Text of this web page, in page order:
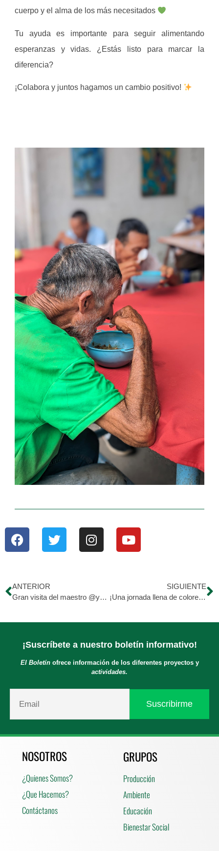
cuerpo y el alma de los más necesitados
Tu ayuda es importante para seguir alimentando
esperanzas y vidas. ¿Estás listo para marcar la
diferencia?
¡Colabora y juntos hagamos un cambio positivo!
ANTERIOR
Gran visita del maestro @yuki.the.whistler
SIGUIENTE
¡Una jornada llena de colores y alegría
¡Suscríbete a nuestro boletín informativo!
El Boletínofrece información de los diferentes proyectos y
actividades.
NOSOTROS
¿Quienes Somos?
¿Que Hacemos?
Contáctanos
GRUPOS
Producción
Ambiente
Educación
Bienestar Social